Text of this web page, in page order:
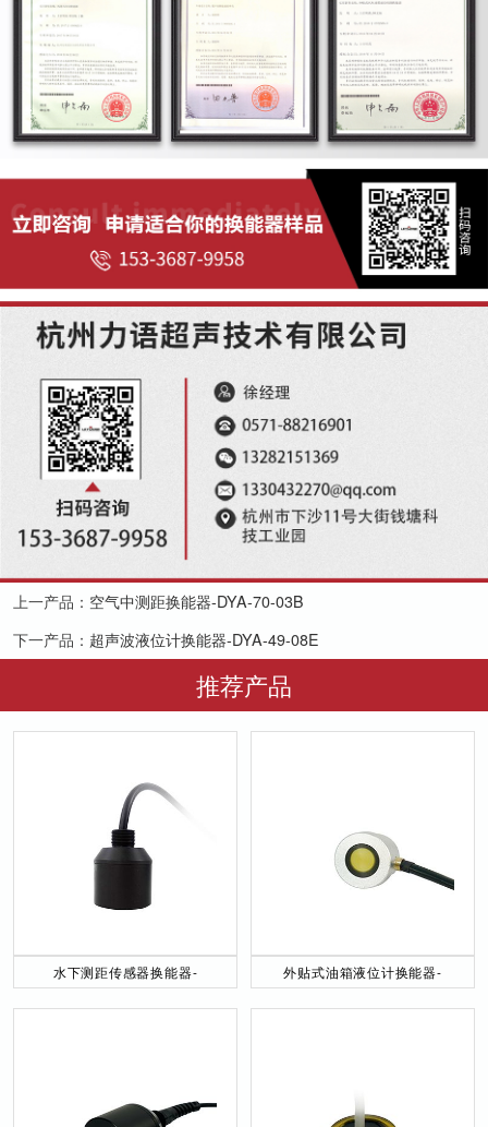
上一产品： 空气中测距换能器-DYA-70-03B
下一产品： 超声波液位计换能器-DYA-49-08E
推荐产品
水下测距传感器换能器-
外贴式油箱液位计换能器-